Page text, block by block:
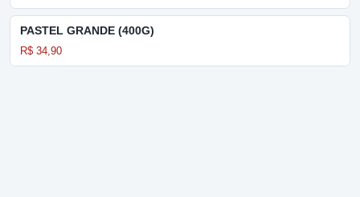
PASTEL GRANDE (400G)
R$ 34,90